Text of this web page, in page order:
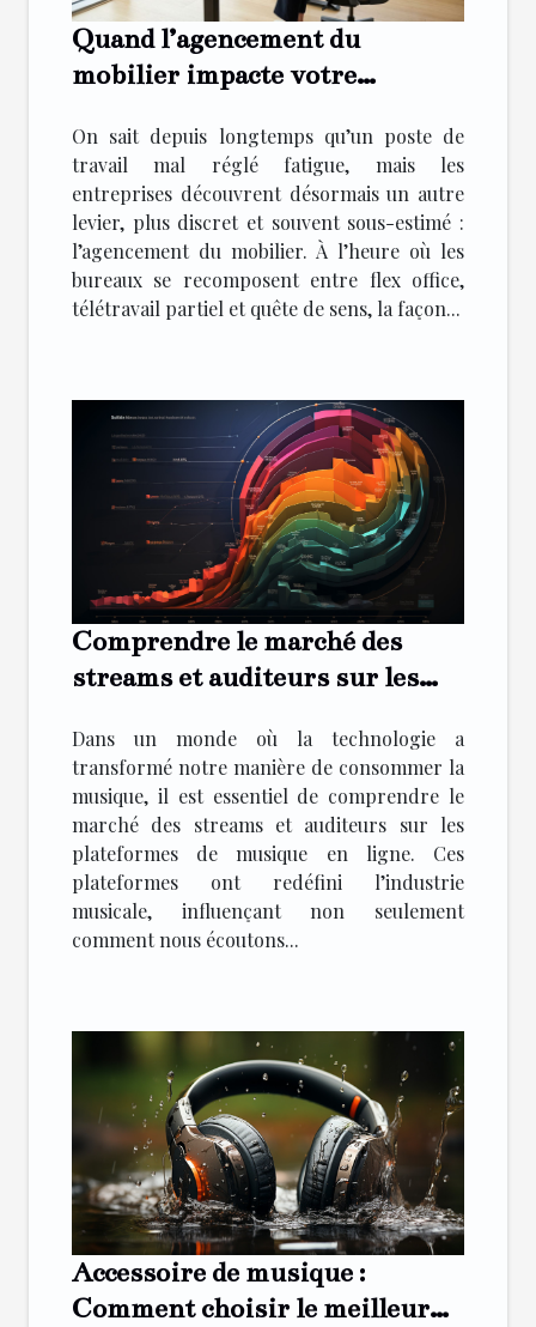
Quand l’agencement du
mobilier impacte votre
votre confort)
On sait depuis longtemps qu’un poste de
travail mal réglé fatigue, mais les
entreprises découvrent désormais un autre
levier, plus discret et souvent sous-estimé :
l’agencement du mobilier. À l’heure où les
bureaux se recomposent entre flex office,
télétravail partiel et quête de sens, la façon...
Comprendre le marché des
streams et auditeurs sur les
Dans un monde où la technologie a
transformé notre manière de consommer la
musique, il est essentiel de comprendre le
marché des streams et auditeurs sur les
plateformes de musique en ligne. Ces
plateformes ont redéfini l’industrie
musicale, influençant non seulement
comment nous écoutons...
Accessoire de musique :
Comment choisir le meilleur